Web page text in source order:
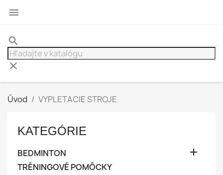

search
clear
Úvod VYPLETACIE STROJE
KATEGÓRIE
BEDMINTON 
TRÉNINGOVÉ POMÔCKY